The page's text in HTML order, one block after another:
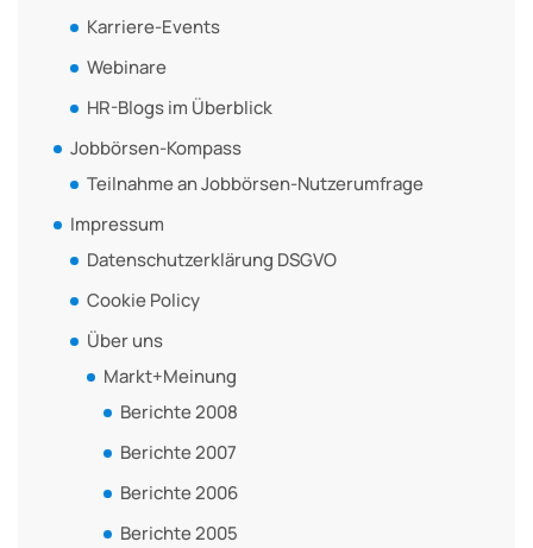
Karriere-Events
Webinare
HR-Blogs im Überblick
Jobbörsen-Kompass
Teilnahme an Jobbörsen-Nutzerumfrage
Impressum
Datenschutzerklärung DSGVO
Cookie Policy
Über uns
Markt+Meinung
Berichte 2008
Berichte 2007
Berichte 2006
Berichte 2005